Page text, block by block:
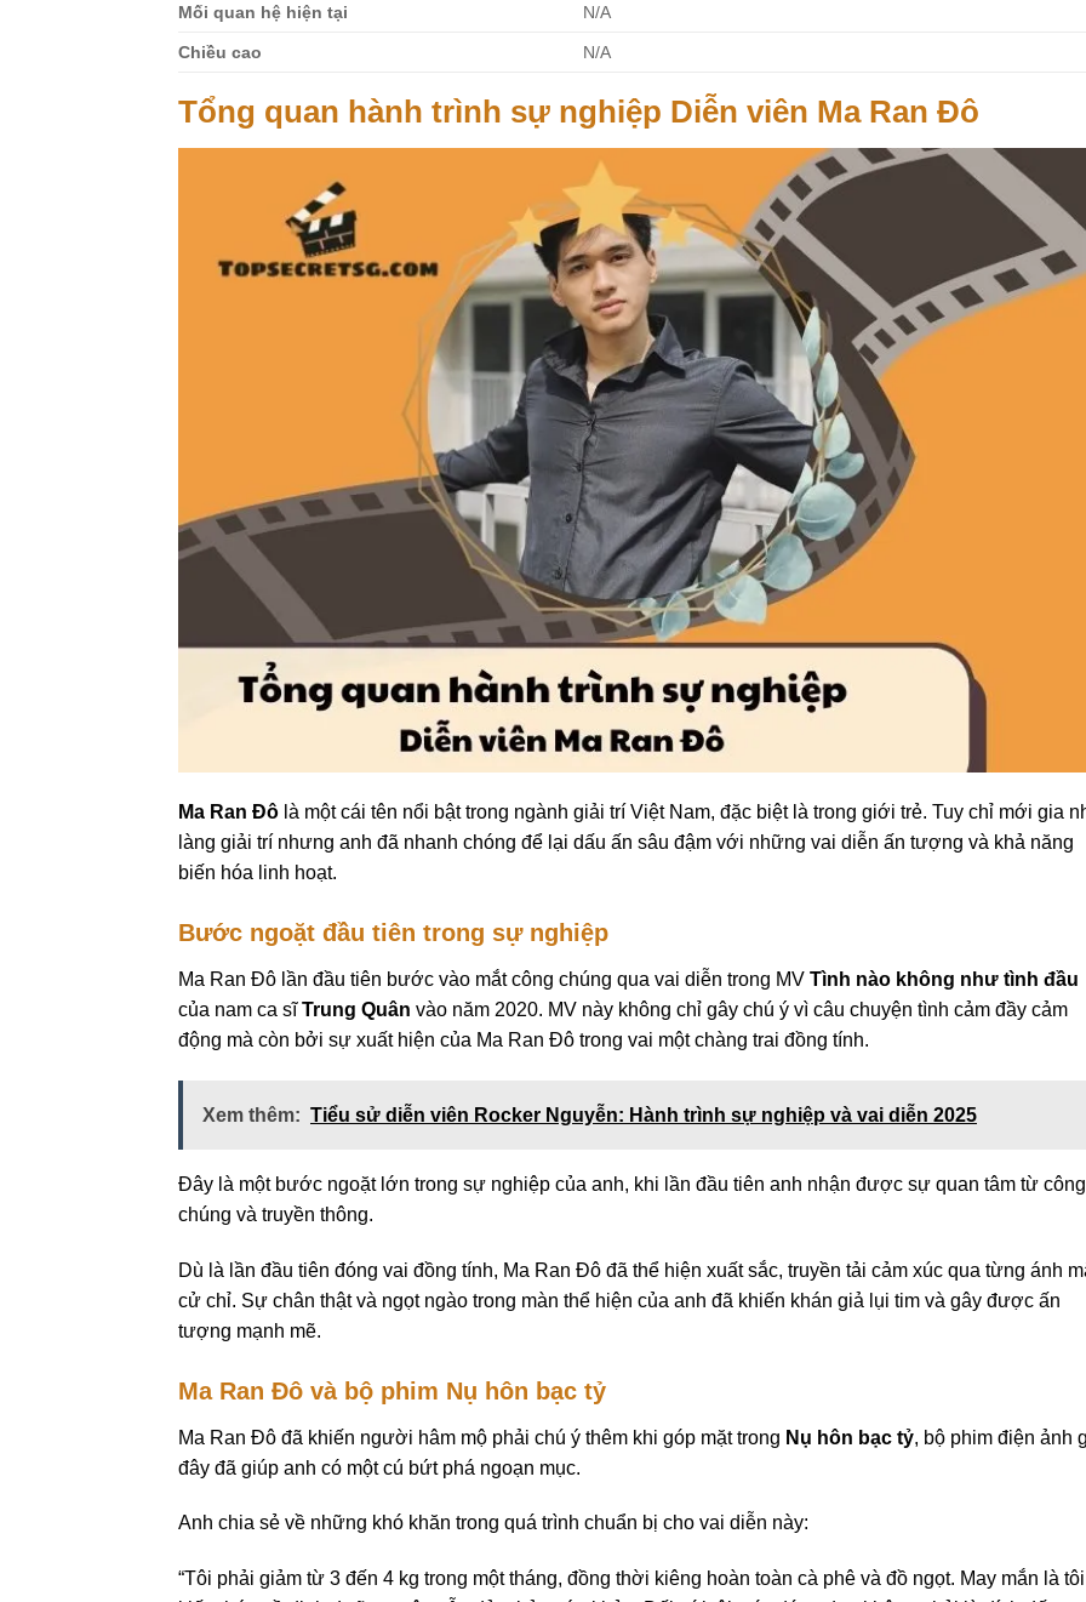
Mối quan hệ hiện tại N/A
Chiều cao N/A
Tổng quan hành trình sự nghiệp Diễn viên Ma Ran Đô
Ma Ran Đô là một cái tên nổi bật trong ngành giải trí Việt Nam, đặc biệt là trong giới trẻ. Tuy chỉ mới gia
làng giải trí nhưng anh đã nhanh chóng để lại dấu ấn sâu đậm với những vai diễn ấn tượng và khả năng
biến hóa linh hoạt.
Bước ngoặt đầu tiên trong sự nghiệp
Ma Ran Đô lần đầu tiên bước vào mắt công chúng qua vai diễn trong MV Tình nào không như tình đầu
của nam ca sĩTrung Quân vào năm 2020. MV này không chỉ gây chú ý vì câu chuyện tình cảm đầy cảm
động mà còn bởi sự xuất hiện của Ma Ran Đô trong vai một chàng trai đồng tính.
Xem thêm: Tiểu sử diễn viên Rocker Nguyễn: Hành trình sự nghiệp và vai diễn 2025
Đây là một bước ngoặt lớn trong sự nghiệp của anh, khi lần đầu tiên anh nhận được sự quan tâm từ công
chúng và truyền thông.
Dù là lần đầu tiên đóng vai đồng tính, Ma Ran Đô đã thể hiện xuất sắc, truyền tải cảm xúc qua từng ánh
cử chỉ. Sự chân thật và ngọt ngào trong màn thể hiện của anh đã khiến khán giả lụi tim và gây được ấn
tượng mạnh mẽ.
Ma Ran Đô và bộ phim Nụ hôn bạc tỷ
Ma Ran Đô đã khiến người hâm mộ phải chú ý thêm khi góp mặt trong Nụ hôn bạc tỷ, bộ phim điện ảnh
đây đã giúp anh có một cú bứt phá ngoạn mục.
Anh chia sẻ về những khó khăn trong quá trình chuẩn bị cho vai diễn này:
“Tôi phải giảm từ 3 đến 4 kg trong một tháng, đồng thời kiêng hoàn toàn cà phê và đồ ngọt. May mắn là